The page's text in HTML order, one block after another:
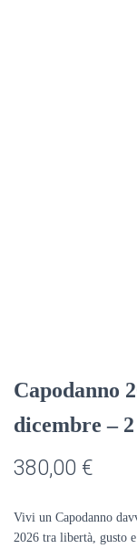
Capodanno
dicembre –
380,00 €
Vivi un Capodanno
2026 tra libertà, gusto